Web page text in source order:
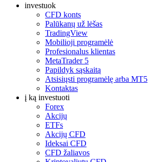
investuok
CFD konts
Palūkanų už lėšas
TradingView
Mobilioji programėlė
Profesionalus klientas
MetaTrader 5
Papildyk sąskaitą
Atsisiųsti programėlę arba MT5
Kontaktas
į ką investuoti
Forex
Akcijų
ETFs
Akcijų CFD
Ideksai CFD
CFD žaliavos